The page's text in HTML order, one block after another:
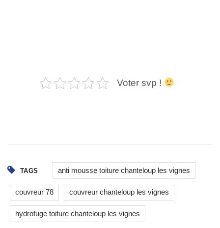
Voter svp !
TAGS anti mousse toiture chanteloup les vignes
couvreur 78 couvreur chanteloup les vignes
hydrofuge toiture chanteloup les vignes